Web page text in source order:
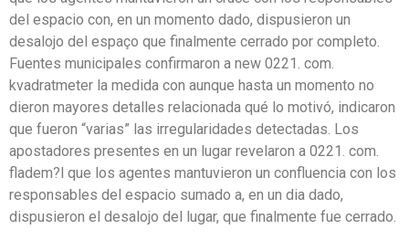
del espacio con, en un momento dado, dispusieron un
desalojo del espaço que finalmente cerrado por completo.
Fuentes municipales confirmaron a new 0221. com.
kvadratmeter la medida con aunque hasta un momento no
dieron mayores detalles relacionada qué lo motivó, indicaron
que fueron “varias” las irregularidades detectadas. Los
apostadores presentes en un lugar revelaron a 0221. com.
fladem?l que los agentes mantuvieron un confluencia con los
responsables del espacio sumado a, en un dia dado,
dispusieron el desalojo del lugar, que finalmente fue cerrado.